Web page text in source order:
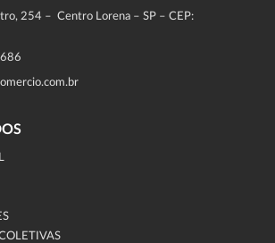
254 – Centro Lorena – SP – CEP: